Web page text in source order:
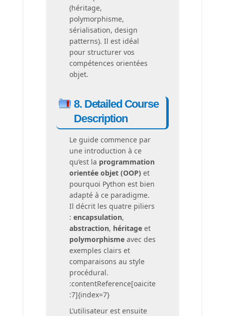
(héritage,
polymorphisme,
sérialisation, design
patterns). Il est idéal
pour structurer vos
compétences orientées
objet.
8. Detailed Course
Description
Le guide commence par
une introduction à ce
qu’est la programmation
orientée objet (OOP)et
pourquoi Python est bien
adapté à ce paradigme.
Il décrit les quatre piliers
: encapsulation,
abstraction, héritageet
polymorphismeavec des
exemples clairs et
comparaisons au style
procédural.
:contentReference[oaicite
:7]{index=7}
L’utilisateur est ensuite